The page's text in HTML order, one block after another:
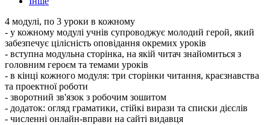
4 модулі, по 3 уроки в кожному
- у кожному модулі учнів супроводжує молодий герой, який
забезпечує цілісність оповідання окремих уроків
- вступна модульна сторінка, на якій читач знайомиться з
головним героєм та темами уроків
- в кінці кожного модуля: три сторінки читання, краєзнавства
та проектної роботи
- зворотний зв'язок з робочим зошитом
- додаток: огляд граматики, стійкі вирази та списки дієслів
- численні онлайн-вправи на сайті видавця